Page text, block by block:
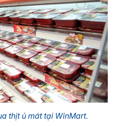
thịt ủ mát tại WinMart.